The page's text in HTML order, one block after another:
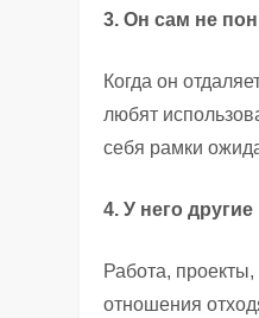
3. Он сам не
Когда он
любят
себя рамки
4. У него
Работа,
отношения